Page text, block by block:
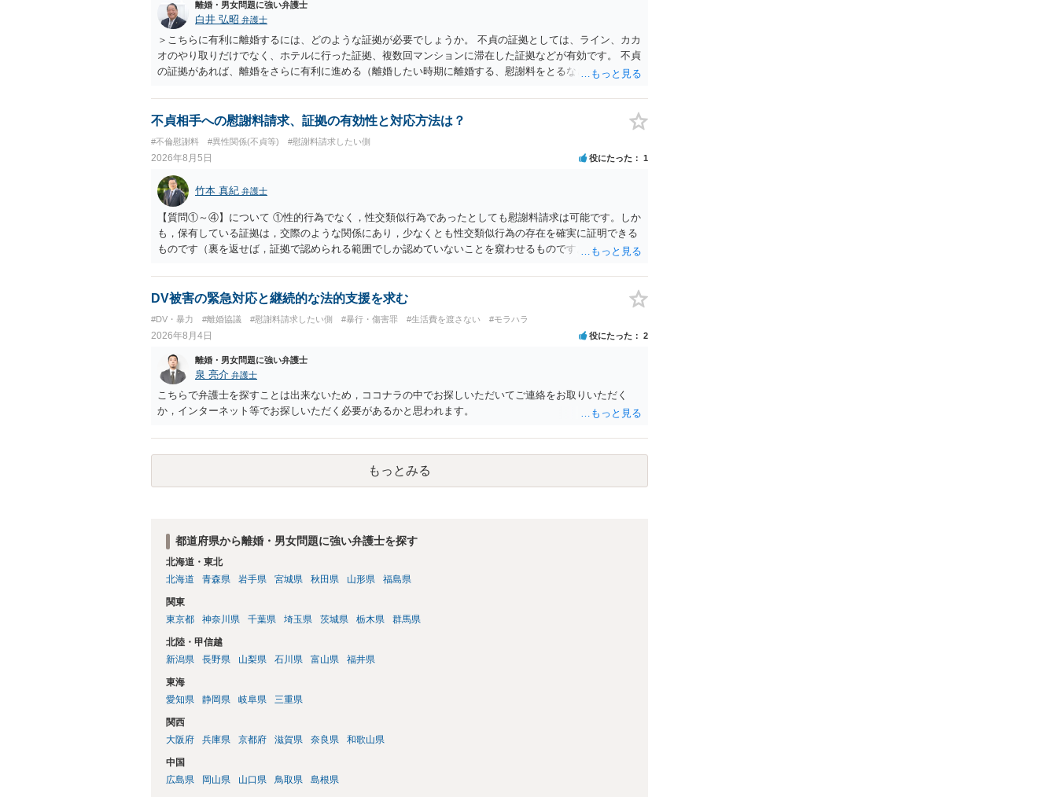
離婚・男女問題に強い弁護士
白井 弘昭 弁護士
＞こちらに有利に離婚するには、どのような証拠が必要でしょうか。 不貞の証拠としては、ライン、カカ
オのやり取りだけでなく、ホテルに行った証拠、複数回マンションに滞在した証拠などが有効です。 不貞
の証拠があれば、離婚をさらに有利に進める（離婚したい時期に離婚する、慰謝料をとるなど）ことがで
がありますので、ご注意ください。 以上、ご参考まで。
不貞相手への慰謝料請求、証拠の有効性と対応方法は？
#不倫慰謝料 #異性関係(不貞等) #慰謝料請求したい側
2026年8月5日 役にたった 1
竹本 真紀 弁護士
【質問①～④】について ①性的行為でなく，性交類似行為であったとしても慰謝料請求は可能です。しか
も，保有している証拠は，交際のような関係にあり，少なくとも性交類似行為の存在を確実に証明できる
ものです（裏を返せば，証拠で認められる範囲でしか認めていないことを窺わせるものです。）。ですか
して，この点を考慮されることになるかもしれません。 ②夫との今後のことを考えて書いてもらうか否か
を検討するのがよいと思います。今ある証拠以上のことを証明（証明力を強めることも含む）できるので
とが前提であり，その価値と夫との関係との均衡のように思います。 ③行政書士に委任をしているのであ
れば，どのような内容の委任なのか不明ですが，その行政書士との協議になると思います。請求するか，
訴訟にするか，その点の見極めや，相手方は性交類似行為は認めているのか，それさえも否定しているの
かによって，考え方・進め方は変わってくると思います。 ④性交類似行為を認めているにもかかわらず支
払を拒否するのであれば，本人（行政書士でも同じだと思います。）への対応ではあまり変わらないよう
に思います。減額で折り合えるなら本人様の交渉でもよいように思いますが，ゼロかどうかの観点であれ
ば，訴訟に進むしかなくなるようにも思います。そうしますと，お近くの弁護士に相談して進めることを
検討した方がよいようにも思います。
DV被害の緊急対応と継続的な法的支援を求む
#DV・暴力 #離婚協議 #慰謝料請求したい側 #暴行・傷害罪 #生活費を渡さない #モラハラ
2026年8月4日 役にたった 2
離婚・男女問題に強い弁護士
泉 亮介 弁護士
こちらで弁護士を探すことは出来ないため，ココナラの中でお探しいただいてご連絡をお取りいただく
か，インターネット等でお探しいただく必要があるかと思われます。
もっとみる
都道府県から離婚・男女問題に強い弁護士を探す
北海道・東北
北海道
青森県 岩手県 宮城県 秋田県 山形県 福島県
関東
東京都
神奈川県 千葉県 埼玉県 茨城県 栃木県 群馬県
北陸・甲信越
新潟県
長野県 山梨県 石川県 富山県 福井県
東海
愛知県
静岡県 岐阜県 三重県
関西
大阪府
兵庫県 京都府 滋賀県 奈良県 和歌山県
中国
広島県
岡山県 山口県 鳥取県 島根県